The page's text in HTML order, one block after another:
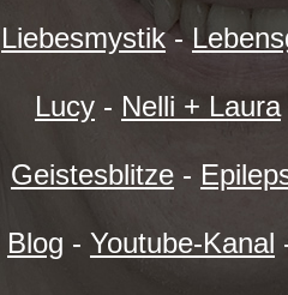
Liebesmystik-
Lucy - Nelli + Laura
Geistesblitze -
Blog - Youtube-Kanal